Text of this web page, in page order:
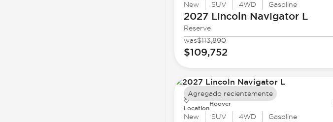
New SUV 4WD Gasoline
2027 Lincoln Navigator L
Reserve
was$113,890
$109,752
Location
Hoover
New SUV 4WD Gasoline
Agregado recientemente